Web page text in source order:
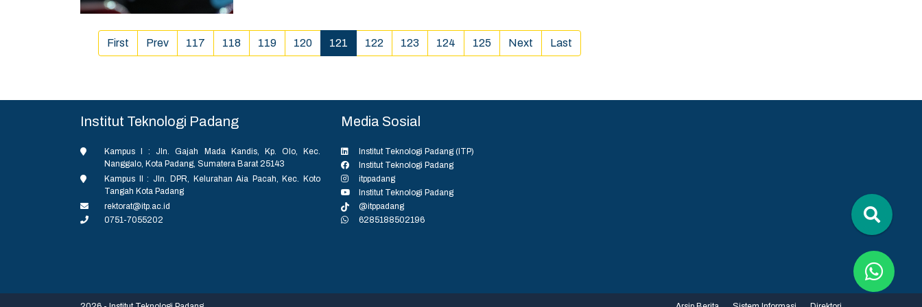
First
Prev 117 118 119 120 121 (current)
122 123 124 125 Next Last
Institut Teknologi Padang
Kampus I : Jln. Gajah Mada Kandis, Kp. Olo, Kec.
Nanggalo, Kota Padang, Sumatera Barat 25143
Kampus II : Jln. DPR, Kelurahan Aia Pacah, Kec. Koto
Tangah Kota Padang
rektorat@itp.ac.id
0751-7055202
Media Sosial
Institut Teknologi Padang (ITP)
Institut Teknologi Padang
itppadang
Institut Teknologi Padang
@itppadang
6285188502196